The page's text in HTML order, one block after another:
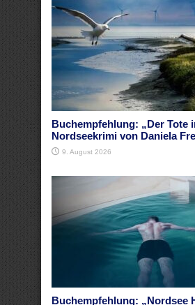
Buchempfehlung: „Der Tote
Nordseekrimi von Daniela
9. August 2026
Buchempfehlung: „Nordsee